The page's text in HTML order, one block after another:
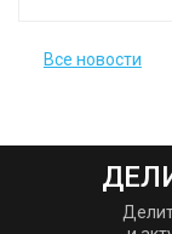
Все новости